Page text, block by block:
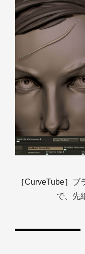
［CurveTube］
で、先